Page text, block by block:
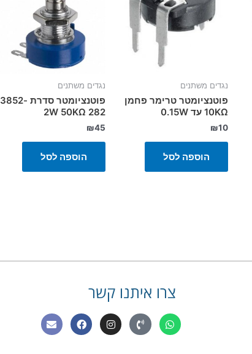
נגדים משתנים
פוטנציומטר טרימר פחמן
10KΩ עד 0.15W
₪10
הוספה לסל
נגדים משתנים
פוטנציומטר סדרת 3852-
282 2W 50KΩ
₪45
הוספה לסל
צרו איתנו קשר
W
h
a
P
h
o
I
n
s
F
a
c
E
n
v